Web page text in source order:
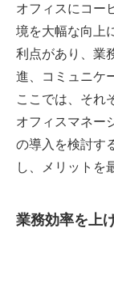
オフィスにコー
境を大幅な向上
利点があり、業
進、コミュニケ
ここでは、それ
オフィスマネー
の導入を検討す
し、メリットを
業務効率を上